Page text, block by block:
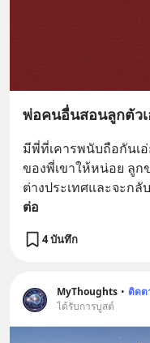
พ่อคนอื่นสอนลูกตัว
มีพี่ที่เคารพนับถือกันเ
ของพี่เขาให้หน่อย ลูก
ต่างประเทศและจะกลั
ต่อ
4 บันทึก
MyThoughts • ติดต
ได้รับการบูสต์